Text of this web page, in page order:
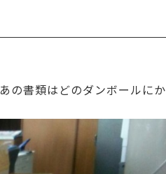
の書類はどのダンボールにか